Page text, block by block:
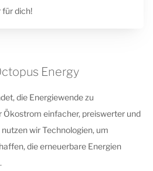
für dich!
Energy
die Energiewende zu
Ökostrom einfacher, preiswerter und
wir Technologien, um
die erneuerbare Energien